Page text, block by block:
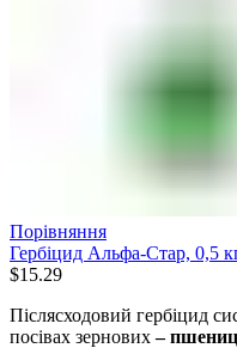
Порівняння
Гербіцид Альфа-Стар, 0,5
$15.29
Післясходовий гербіцид
посівах зернових–